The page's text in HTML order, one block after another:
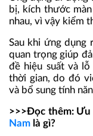
bị, kích thước
nhau, vì vậy kiểm
Sau khi ứng dụng
quan trọng giúp
đề hiệu suất và
thời gian, do đó
và bổ sung tính
>>>Đọc thêm: Ưu
Nam là gì?